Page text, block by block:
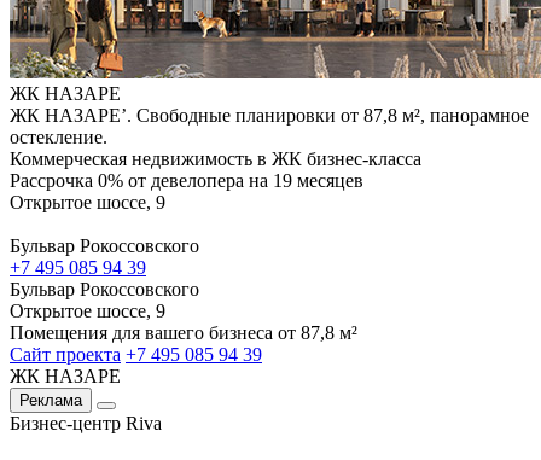
ЖК НАЗАРЕ
ЖК НАЗАРЕ’. Свободные планировки от 87,8 м², панорамное
остекление.
Коммерческая недвижимость в ЖК бизнес-класса
Рассрочка 0% от девелопера на 19 месяцев
Открытое шоссе, 9
Бульвар Рокоссовского
+7 495 085 94 39
Бульвар Рокоссовского
Открытое шоссе, 9
Помещения для вашего бизнеса от 87,8 м²
Сайт проекта +7 495 085 94 39
ЖК НАЗАРЕ
Реклама
Бизнес-центр Riva